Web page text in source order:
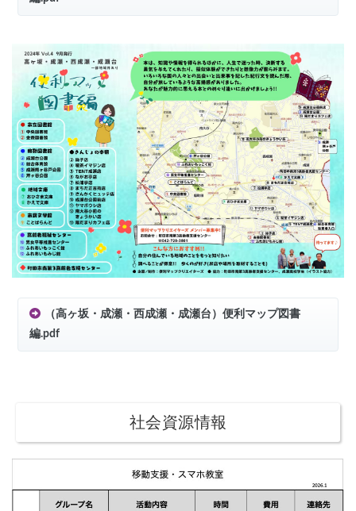
（高ヶ坂・成瀬・西成瀬・成瀬台）便利マップ図書
編.pdf
社会資源情報